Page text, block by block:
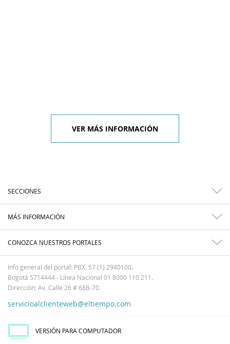
VER MÁS INFORMACIÓN
SECCIONES
MÁS INFORMACIÓN
CONOZCA NUESTROS PORTALES
Info general del portal: PBX: 57 (1) 2940100.
Bogotá 5714444 - Línea Nacional 01 8000 110 211.
Dirección: Av. Calle 26 # 68B-70.
servicioalclienteweb@eltiempo.com
VERSIÓN PARA COMPUTADOR